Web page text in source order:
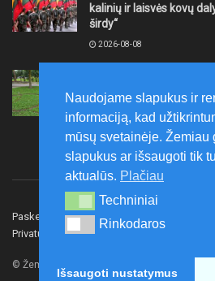
kalinių ir laisvės kovų
širdy“
2026-08-08
laikytis Kelių eismo
2026-08-08
Paskelbk naujieną Rašyti redakcijai
Privatumo politika
© Žemaitijos gidas.
Naudojame slapukus ir
informaciją, kad
mūsų svetainėje. Žemiau
slapukus ar išsaugoti tik
aktualūs. Plačiau
Techniniai
Techniniai
Rinkodaros
Rinkodaros
Išsaugoti nustatymus